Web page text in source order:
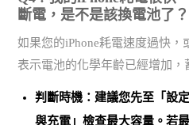
斷電，是不是該換電池了？
如果您的iPhone耗電速度過快
表示電池的化學年齡已經增加，
判斷時機：建議您先至「設
與充電」檢查最大容量。若